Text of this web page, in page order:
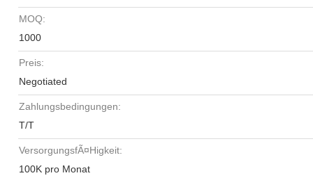
MOQ:
1000
Preis:
Negotiated
Zahlungsbedingungen:
T/T
VersorgungsfÃ¤higkeit:
100K pro Monat